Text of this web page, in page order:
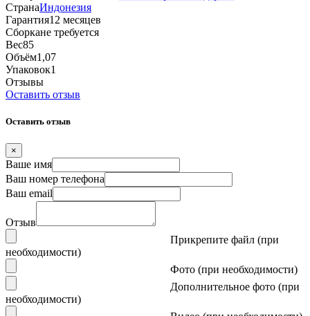
СтранаИндонезия
Гарантия12 месяцев
Сборкане требуется
Вес85
Объём1,07
Упаковок1
Отзывы
Оставить отзыв
Оставить отзыв
×
Ваше имя
Ваш номер телефона
Ваш email
Отзыв
Прикрепите файл (при
необходимости)
Фото (при необходимости)
Дополнительное фото (при
необходимости)